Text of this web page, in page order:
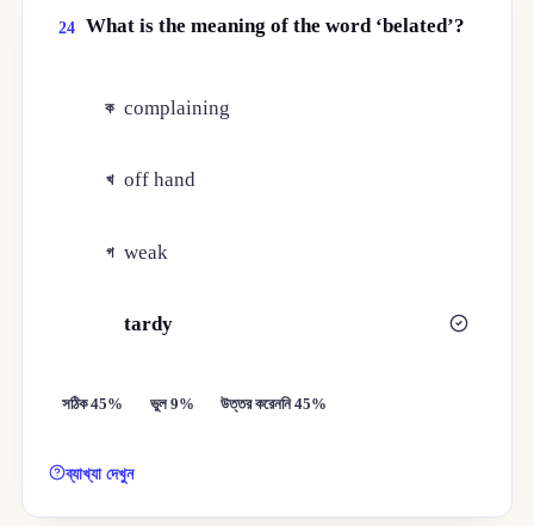
24 What is the meaning of the word ‘belated’?
ক complaining
খ off hand
গ weak
tardy
সঠিক 45% ভুল 9% উত্তর করেননি 45%
ব্যাখ্যা দেখুন